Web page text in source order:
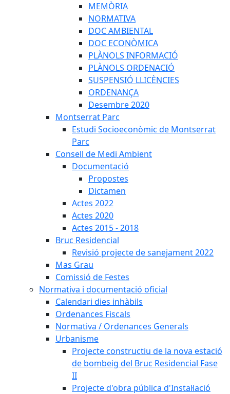
MEMÒRIA
NORMATIVA
DOC AMBIENTAL
DOC ECONÒMICA
PLÀNOLS INFORMACIÓ
PLÀNOLS ORDENACIÓ
SUSPENSIÓ LLICÈNCIES
ORDENANÇA
Desembre 2020
Montserrat Parc
Estudi Socioeconòmic de Montserrat
Parc
Consell de Medi Ambient
Documentació
Propostes
Dictamen
Actes 2022
Actes 2020
Actes 2015 - 2018
Bruc Residencial
Revisió projecte de sanejament 2022
Mas Grau
Comissió de Festes
Normativa i documentació oficial
Calendari dies inhàbils
Ordenances Fiscals
Normativa / Ordenances Generals
Urbanisme
Projecte constructiu de la nova estació
de bombeig del Bruc Residencial Fase
II
Projecte d'obra pública d'Instal·lació